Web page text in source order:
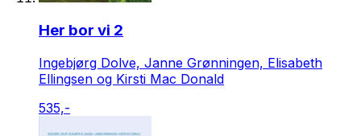
Her bor vi 2
Ingebjørg Dolve, Janne Grønningen, Elisabeth
Ellingsen og Kirsti Mac Donald
535,-